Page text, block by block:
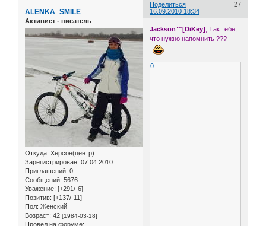
Поделиться
27
16.09.2010 18:34
ALENKA_SMILE
Активист - писатель
Откуда: Херсон(центр)
Зарегистрирован: 07.04.2010
Приглашений: 0
Сообщений: 5676
Уважение: [+291/-6]
Позитив: [+137/-11]
Пол: Женский
Возраст: 42 [1984-03-18]
Провел на форуме:
Jackson™[DiKey] , Так тебе,
что нужно напомнить ???
0